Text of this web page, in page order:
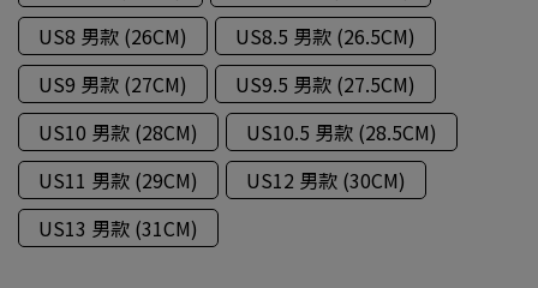
US8 男款 (26CM)
US8.5 男款 (26.5CM)
US9 男款 (27CM)
US9.5 男款 (27.5CM)
US10 男款 (28CM)
US10.5 男款 (28.5CM)
US11 男款 (29CM)
US12 男款 (30CM)
US13 男款 (31CM)